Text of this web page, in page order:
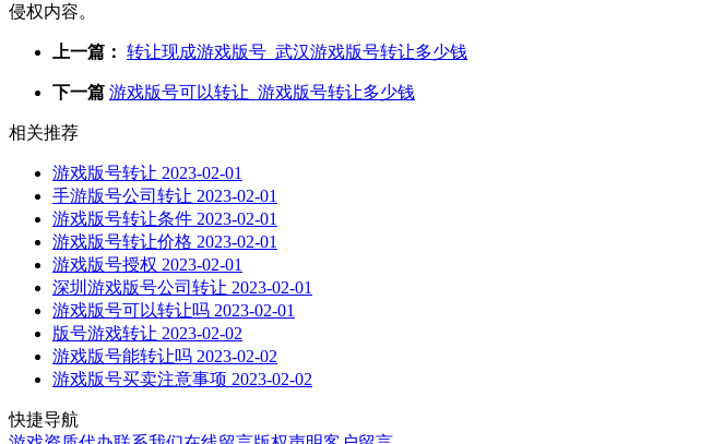
侵权内容。
上一篇： 转让现成游戏版号_武汉游戏版号转让多少钱
下一篇 游戏版号可以转让_游戏版号转让多少钱
相关推荐
游戏版号转让 2023-02-01
手游版号公司转让 2023-02-01
游戏版号转让条件 2023-02-01
游戏版号转让价格 2023-02-01
游戏版号授权 2023-02-01
深圳游戏版号公司转让 2023-02-01
游戏版号可以转让吗 2023-02-01
版号游戏转让 2023-02-02
游戏版号能转让吗 2023-02-02
游戏版号买卖注意事项 2023-02-02
快捷导航